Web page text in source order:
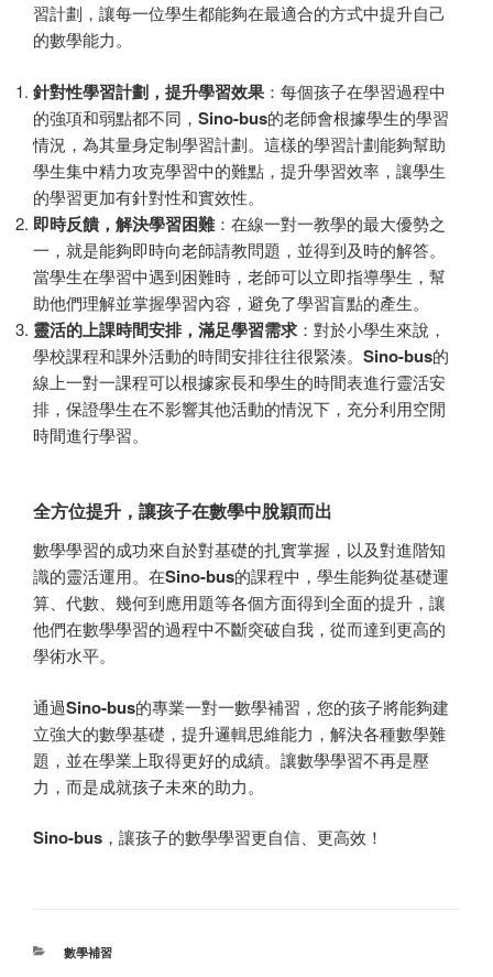
習計劃，讓每一位學生都能夠在最適合的方式中提升自己
的數學能力。
針對性學習計劃，提升學習效果 ：每個孩子在學習過程中
的強項和弱點都不同， Sino-bus的老師會根據學生的學習
情況，為其量身定制學習計劃。這樣的學習計劃能夠幫助
學生集中精力攻克學習中的難點，提升學習效率，讓學生
的學習更加有針對性和實效性。
即時反饋，解決學習困難：在線一對一教學的最大優勢之
一，就是能夠即時向老師請教問題，並得到及時的解答。
當學生在學習中遇到困難時，老師可以立即指導學生，幫
助他們理解並掌握學習內容，避免了學習盲點的產生。
靈活的上課時間安排，滿足學習需求 ：對於小學生來說，
學校課程和課外活動的時間安排往往很緊湊。 Sino-bus的
線上一對一課程可以根據家長和學生的時間表進行靈活安
排，保證學生在不影響其他活動的情況下，充分利用空閒
時間進行學習。
全方位提升，讓孩子在數學中脫穎而出
數學學習的成功來自於對基礎的扎實掌握，以及對進階知
識的靈活運用。在Sino-bus的課程中，學生能夠從基礎運
算、代數、幾何到應用題等各個方面得到全面的提升，讓
他們在數學學習的過程中不斷突破自我，從而達到更高的
學術水平。
通過Sino-bus的專業一對一數學補習，您的孩子將能夠建
立強大的數學基礎，提升邏輯思維能力，解決各種數學難
題，並在學業上取得更好的成績。讓數學學習不再是壓
力，而是成就孩子未來的助力。
Sino-bus ，讓孩子的數學學習更自信、更高效！
分
數學補習